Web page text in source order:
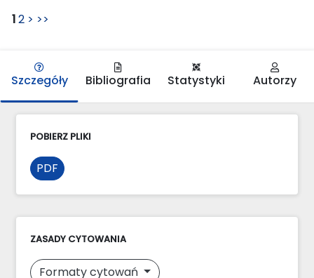
12 > >>
Szczegóły Bibliografia Statystyki Autorzy
POBIERZ PLIKI
PDF
ZASADY CYTOWANIA
Formaty cytowań